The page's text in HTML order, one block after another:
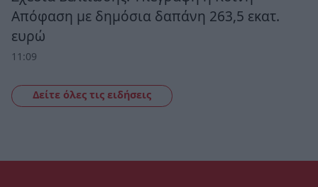
Απόφαση με δημόσια δαπάνη 263,5 εκατ.
ευρώ
11:09
Δείτε όλες τις ειδήσεις